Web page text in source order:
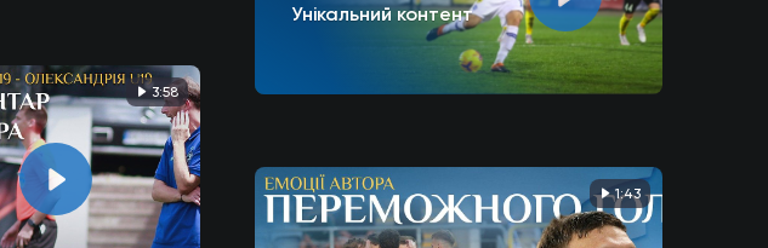
3:58
Унікальний контент
1:43